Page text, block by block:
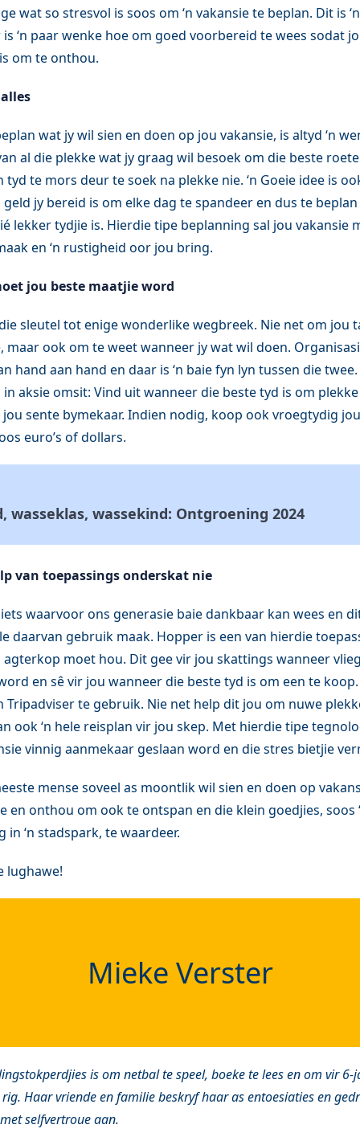
wat so stresvol is soos om ‘n vakansie te beplan. Dit is
‘n paar wenke hoe om goed voorbereid te wees sodat
om te onthou.
wat jy wil sien en doen op jou vakansie, is altyd ‘n
al die plekke wat jy graag wil besoek om die beste
tyd te mors deur te soek na plekke nie. ‘n Goeie idee is
jy bereid is om elke dag te spandeer en dus te
lekker tydjie is. Hierdie tipe beplanning sal jou vakansie
en ‘n rustigheid oor jou bring.
jou beste maatjie word
sleutel tot enige wonderlike wegbreek. Nie net om jou
maar ook om te weet wanneer jy wat wil doen.
hand aan hand en daar is ‘n baie fyn lyn tussen die
aksie omsit: Vind uit wanneer die beste tyd is om
sente bymekaar. Indien nodig, koop ook vroegtydig
euro’s of dollars.
wasseklas, wassekind: Ontgroening 2024
van toepassings onderskat nie
waarvoor ons generasie baie dankbaar kan wees en
daarvan gebruik maak. Hopper is een van hierdie
moet hou. Dit gee vir jou skattings wanneer
en sê vir jou wanneer die beste tyd is om een te koop.
Tripadviser te gebruik. Nie net help dit jou om nuwe
ook ‘n hele reisplan vir jou skep. Met hierdie tipe
vinnig aanmekaar geslaan word en die stres bietjie
mense soveel as moontlik wil sien en doen op
en onthou om ook te ontspan en die klein goedjies, soos
in ‘n stadspark, te waardeer.
lughawe!
Mieke Verster
is om netbal te speel, boeke te lees en om vir 6-
Haar vriende en familie beskryf haar as entoesiaties en
selfvertroue aan.